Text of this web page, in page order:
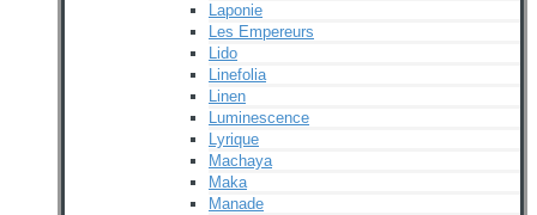
Laponie
Les Empereurs
Lido
Linefolia
Linen
Luminescence
Lyrique
Machaya
Maka
Manade